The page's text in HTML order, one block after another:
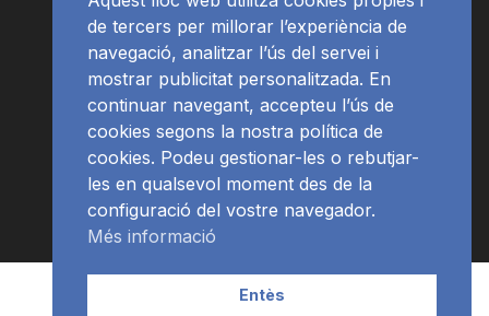
APP Programació
de tercers per millorar l’experiència de
navegació, analitzar l’ús del servei i
mostrar publicitat personalitzada. En
continuar navegant, accepteu l’ús de
cookies segons la nostra política de
cookies. Podeu gestionar-les o rebutjar-
les en qualsevol moment des de la
configuració del vostre navegador.
Més informació
Entès